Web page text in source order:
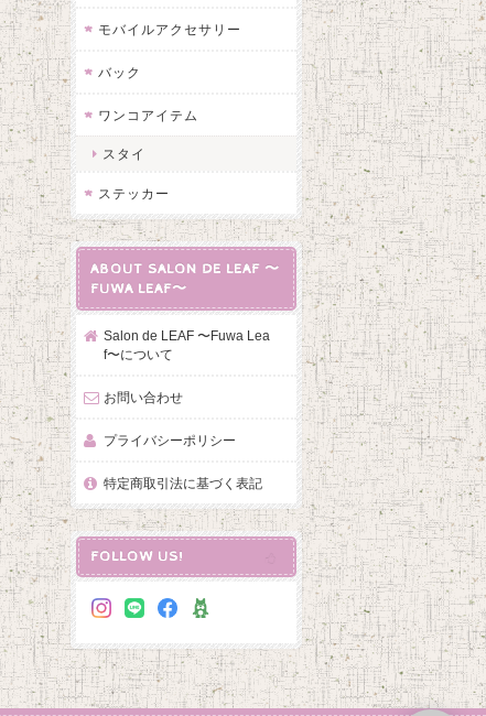
モバイルアクセサリー
バック
ワンコアイテム
スタイ
ステッカー
ABOUT SALON DE LEAF 〜
FUWA LEAF〜
Salon de LEAF 〜Fuwa Lea
f〜について
お問い合わせ
プライバシーポリシー
特定商取引法に基づく表記
FOLLOW US!